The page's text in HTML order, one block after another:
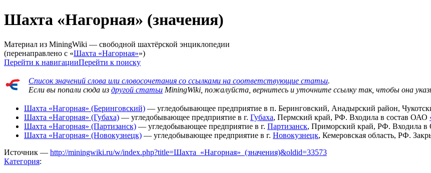
Шахта «Нагорная» (значения)
Материал из MiningWiki — свободной шахтёрской энциклопедии
(перенаправлено с «Шахта «Нагорная»»)
Перейти к навигацииПерейти к поиску
Cписок значений слова или словосочетания со ссылками на соответствующие статьи.
Если вы попали сюда из другой статьи MiningWiki, пожалуйста, вернитесь и уточните ссылку так, чтобы она
Шахта «Нагорная» (Беринговский) — угледобывающее предприятие в п. Беринговский, Анадырский район,
Шахта «Нагорная» (Губаха) — угледобывающее предприятие в г. Губаха, Пермский край, РФ. Входила в состав ОАО
Шахта «Нагорная» (Партизанск) — угледобывающее предприятие в г. Партизанск, Приморский край, РФ. Входила
Шахта «Нагорная» (Новокузнецк) — угледобывающее предприятие в г. Новокузнецк, Кемеровская область, РФ.
Источник — http://miningwiki.ru/w/index.php?title=Шахта_«Нагорная»_(значения)&oldid=33573
Категория: